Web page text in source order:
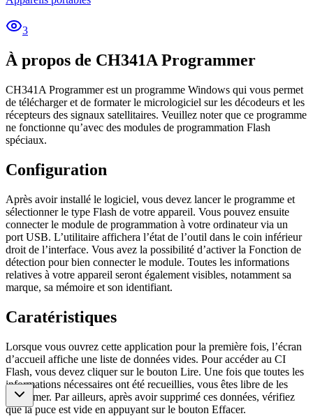
3
À propos de CH341A Programmer
CH341A Programmer est un programme Windows qui vous permet
de télécharger et de formater le micrologiciel sur les décodeurs et les
récepteurs des signaux satellitaires. Veuillez noter que ce programme
ne fonctionne qu’avec des modules de programmation Flash
spéciaux.
Configuration
Après avoir installé le logiciel, vous devez lancer le programme et
sélectionner le type Flash de votre appareil. Vous pouvez ensuite
connecter le module de programmation à votre ordinateur via un
port USB. L’utilitaire affichera l’état de l’outil dans le coin inférieur
droit de l’interface. Vous avez la possibilité d’activer la Fonction de
détection pour bien connecter le module. Toutes les informations
relatives à votre appareil seront également visibles, notamment sa
marque, sa mémoire et son identifiant.
Caratéristiques
Lorsque vous ouvrez cette application pour la première fois, l’écran
d’accueil affiche une liste de données vides. Pour accéder au CI
Flash, vous devez cliquer sur le bouton Lire. Une fois que toutes les
informations nécessaires ont été recueillies, vous êtes libre de les
supprimer. Par ailleurs, après avoir supprimé ces données, vérifiez
que la puce est vide en appuyant sur le bouton Effacer.